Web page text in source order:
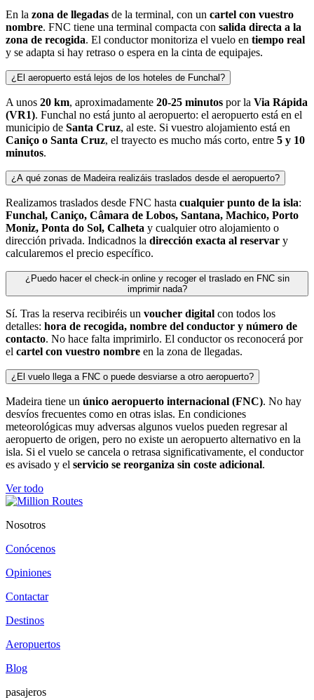
En la zona de llegadas de la terminal, con un cartel con vuestro
nombre. FNC tiene una terminal compacta con salida directa a la
zona de recogida. El conductor monitoriza el vuelo en tiempo real
y se adapta si hay retraso o espera en la cinta de equipajes.
¿El aeropuerto está lejos de los hoteles de Funchal?
A unos 20 km, aproximadamente 20-25 minutos por la Via Rápida
(VR1). Funchal no está junto al aeropuerto: el aeropuerto está en el
municipio de Santa Cruz, al este. Si vuestro alojamiento está en
Caniço o Santa Cruz, el trayecto es mucho más corto, entre 5 y 10
minutos.
¿A qué zonas de Madeira realizáis traslados desde el aeropuerto?
Realizamos traslados desde FNC hasta cualquier punto de la isla:
Funchal, Caniço, Câmara de Lobos, Santana, Machico, Porto
Moniz, Ponta do Sol, Calheta y cualquier otro alojamiento o
dirección privada. Indicadnos la dirección exacta al reservar y
calcularemos el precio específico.
¿Puedo hacer el check-in online y recoger el traslado en FNC sin
imprimir nada?
Sí. Tras la reserva recibiréis un voucher digital con todos los
detalles: hora de recogida, nombre del conductor y número de
contacto. No hace falta imprimirlo. El conductor os reconocerá por
el cartel con vuestro nombre en la zona de llegadas.
¿El vuelo llega a FNC o puede desviarse a otro aeropuerto?
Madeira tiene un único aeropuerto internacional (FNC). No hay
desvíos frecuentes como en otras islas. En condiciones
meteorológicas muy adversas algunos vuelos pueden regresar al
aeropuerto de origen, pero no existe un aeropuerto alternativo en la
isla. Si el vuelo se cancela o retrasa significativamente, el conductor
es avisado y el servicio se reorganiza sin coste adicional.
Ver todo
Nosotros
Conócenos
Opiniones
Contactar
Destinos
Aeropuertos
Blog
pasajeros